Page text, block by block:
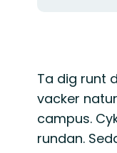
Beskrivning
Ta dig runt
vacker
campus.
rundan.